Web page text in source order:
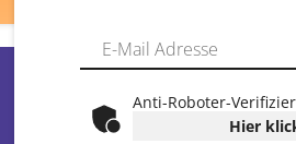
Anti-Roboter-
Hier